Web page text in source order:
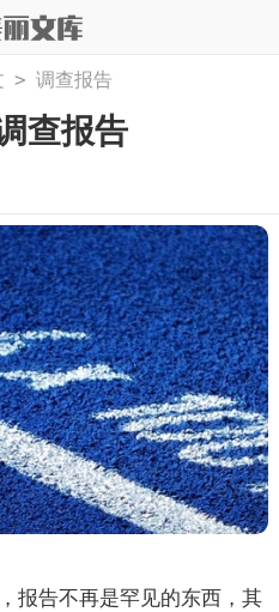
> 调查报告
查报告
报告不再是罕见的东西，其